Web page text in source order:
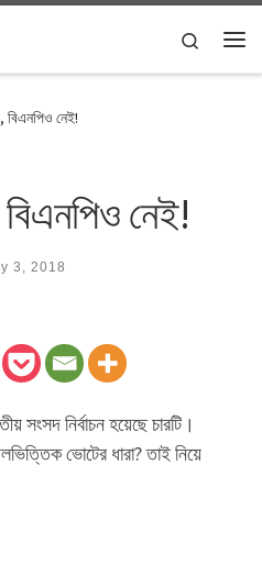
Search
বিএনপিও নেই!
নেই!
3, 2018
নির্বাচন হয়েছে চারটি।
ভোটের ধারা? তাই নিয়ে